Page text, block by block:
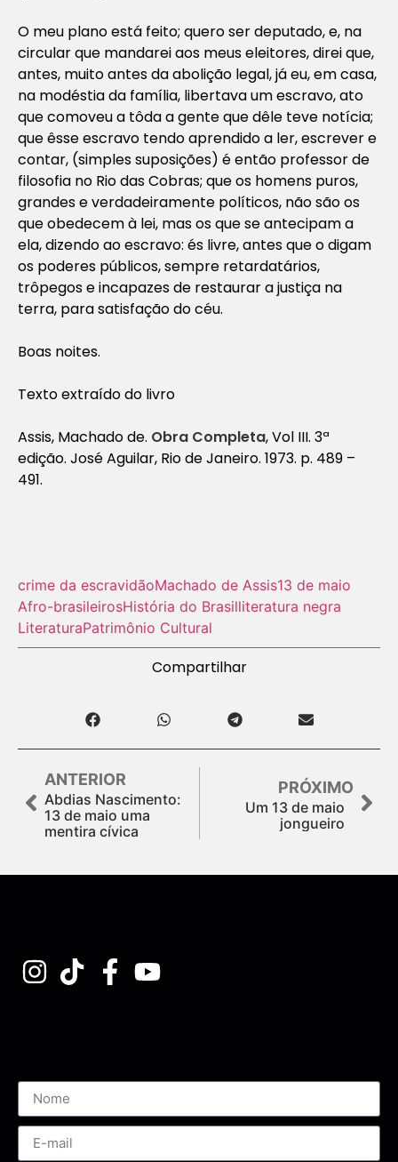
O meu plano está feito; quero ser deputado, e, na
circular que mandarei aos meus eleitores, direi que,
antes, muito antes da abolição legal, já eu, em casa,
na modéstia da família, libertava um escravo, ato
que comoveu a tôda a gente que dêle teve notícia;
que êsse escravo tendo aprendido a ler, escrever e
contar, (simples suposições) é então professor de
filosofia no Rio das Cobras; que os homens puros,
grandes e verdadeiramente políticos, não são os
que obedecem à lei, mas os que se antecipam a
ela, dizendo ao escravo: és livre, antes que o digam
os poderes públicos, sempre retardatários,
trôpegos e incapazes de restaurar a justiça na
terra, para satisfação do céu.
Boas noites.
Texto extraído do livro
Assis, Machado de. Obra Completa, Vol III. 3ª
edição. José Aguilar, Rio de Janeiro. 1973. p. 489 –
491.
crime da escravidãoMachado de Assis13 de maio
Afro-brasileirosHistória do Brasilliteratura negra
LiteraturaPatrimônio Cultural
Compartilhar
ANTERIOR
Abdias Nascimento:
13 de maio uma
mentira cívica
PRÓXIMO
Um 13 de maio
jongueiro